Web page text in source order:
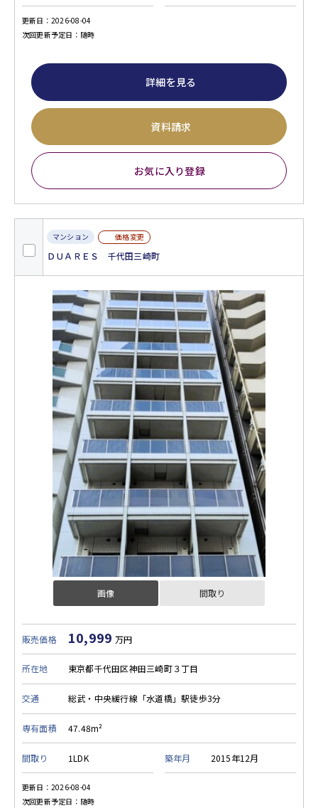
更新日：2026-08-04
次回更新予定日：随時
詳細を見る
資料請求
お気に入り登録
マンション 価格変更
ＤＵＡＲＥＳ 千代田三崎町
画像 間取り
販売価格 10,999 万円
所在地 東京都千代田区神田三崎町３丁目
交通 総武・中央緩行線「水道橋」駅徒歩3分
専有面積 47.48m²
間取り 1LDK 築年月 2015年12月
更新日：2026-08-04
次回更新予定日：随時